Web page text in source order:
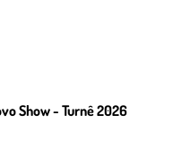
Show - Turnê 2026